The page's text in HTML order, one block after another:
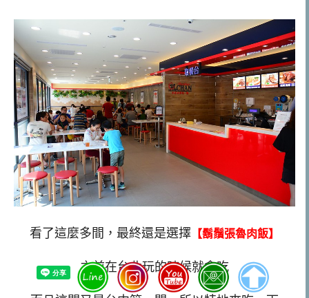
看了這麼多間，最終還是選擇 【鬍鬚張魯肉飯】
之前在台北玩的時候就會吃